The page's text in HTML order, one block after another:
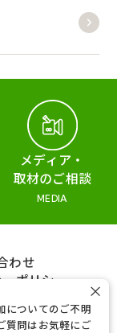
メディア・
取材のご相談
MEDIA
わせ
ポリシー
についてのご不明
質問はお気軽にご
×